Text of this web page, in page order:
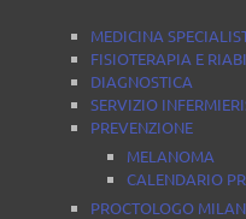
MEDICINA
FISIOTERAPIA E
DIAGNOSTICA
SERVIZIO
PREVENZIONE
MELANOMA
CALENDARIO
PROCTOLOGO